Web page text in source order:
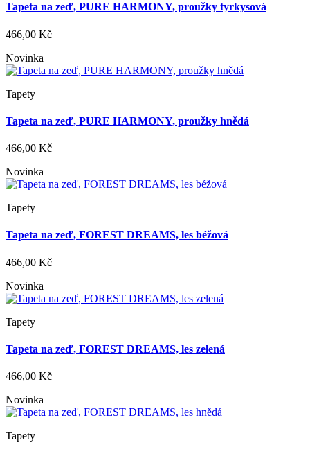
Tapeta na zeď, PURE HARMONY, proužky tyrkysová
466,00 Kč
Novinka
Tapety
Tapeta na zeď, PURE HARMONY, proužky hnědá
466,00 Kč
Novinka
Tapety
Tapeta na zeď, FOREST DREAMS, les béžová
466,00 Kč
Novinka
Tapety
Tapeta na zeď, FOREST DREAMS, les zelená
466,00 Kč
Novinka
Tapety